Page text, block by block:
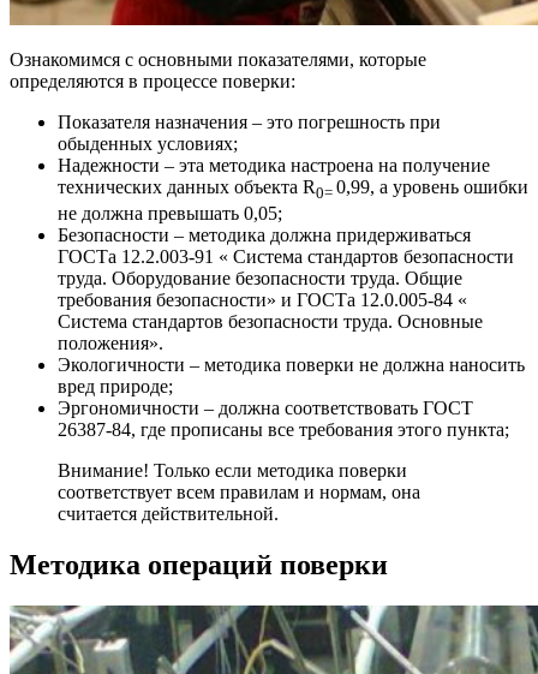
Ознакомимся с основными показателями, которые
определяются в процессе поверки:
Показателя назначения – это погрешность при
обыденных условиях;
Надежности – эта методика настроена на получение
технических данных объекта R0= 0,99, а уровень ошибки
не должна превышать 0,05;
Безопасности – методика должна придерживаться
ГОСТа 12.2.003-91 « Система стандартов безопасности
труда. Оборудование безопасности труда. Общие
требования безопасности» и ГОСТа 12.0.005-84 «
Система стандартов безопасности труда. Основные
положения».
Экологичности – методика поверки не должна наносить
вред природе;
Эргономичности – должна соответствовать ГОСТ
26387-84, где прописаны все требования этого пункта;
Внимание! Только если методика поверки
соответствует всем правилам и нормам, она
считается действительной.
Методика операций поверки